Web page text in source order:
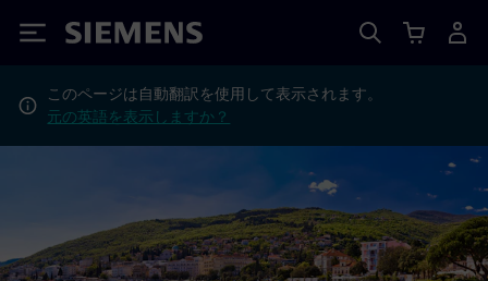
Siemens
このページは自動翻訳を使用して表示されます。
元の英語を表示しますか？